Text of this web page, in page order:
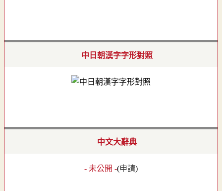
中日朝漢字字形對照
中文大辭典
- 未公開 -(申請)